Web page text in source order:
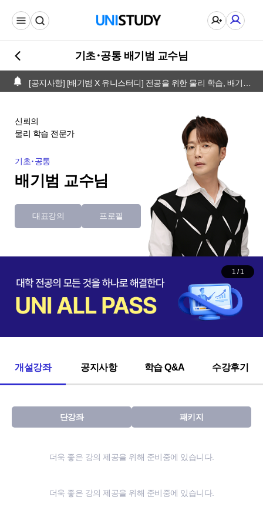
기초･공통 배기범 교수님
[공지사항] [배기범 X 유니스터디] 전공을 위한 물리 학습, 배기범과 함께!
신뢰의
물리 학습 전문가
기초･공통
배기범 교수님
대표강의 프로필
1 /1
개설강좌 공지사항 학습 Q&A 수강후기
단강좌 패키지
더욱 좋은 강의 제공을 위해 준비중에 있습니다.
더욱 좋은 강의 제공을 위해 준비중에 있습니다.